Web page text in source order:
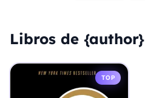
Libros de {author}
TOP